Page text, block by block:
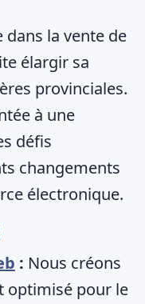
dans la vente de
élargir sa
provinciales.
à une
défis
changements
électronique.
: Nous créons
optimisé pour le